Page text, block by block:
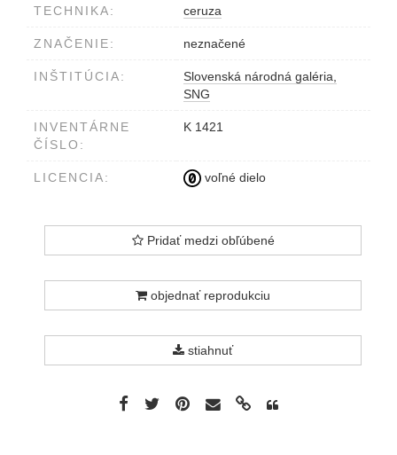
TECHNIKA: ceruza
ZNAČENIE: neznačené
INŠTITÚCIA:
Slovenská národná galéria,
SNG
INVENTÁRNE
ČÍSLO:
K 1421
LICENCIA: voľné dielo
Pridať medzi obľúbené
objednať reprodukciu
stiahnuť